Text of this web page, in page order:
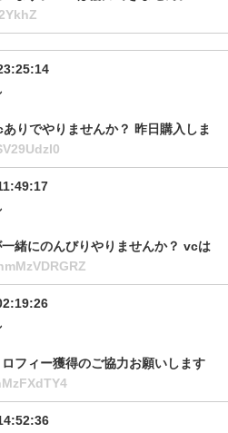
りでやりませんか？ 昨日購入しま
緒にのんびりやりませんか？ vcは
ロフィー獲得のご協力お願いします